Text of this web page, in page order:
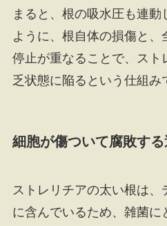
まると、根の吸水圧も連
ように、根自体の損傷と
停止が重なることで、スト
乏状態に陥るという仕組み
細胞が傷ついて腐敗す
ストレリチアの太い根は、
に含んでいるため、雑菌に